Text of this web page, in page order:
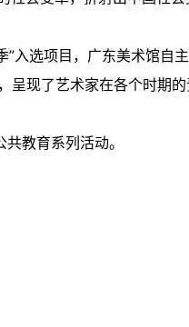
”入选项目，广东美术馆
现了艺术家在各个时期的
教育系列活动。